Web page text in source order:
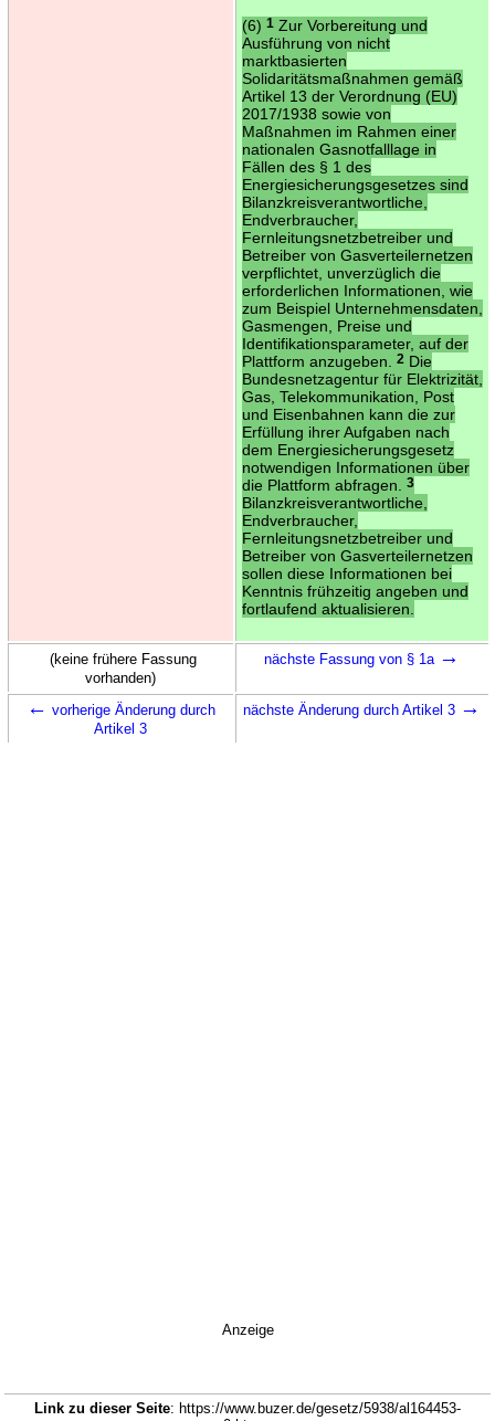
(6) 1Zur Vorbereitung und
Ausführung von nicht
marktbasierten
Solidaritätsmaßnahmen gemäß
Artikel 13 der Verordnung (EU)
2017/1938 sowie von
Maßnahmen im Rahmen einer
nationalen Gasnotfalllage in
Fällen des § 1 des
Energiesicherungsgesetzes sind
Bilanzkreisverantwortliche,
Endverbraucher,
Fernleitungsnetzbetreiber und
Betreiber von Gasverteilernetzen
verpflichtet, unverzüglich die
erforderlichen Informationen, wie
zum Beispiel Unternehmensdaten,
Gasmengen, Preise und
Identifikationsparameter, auf der
Plattform anzugeben.
2Die
Bundesnetzagentur für Elektrizität,
Gas, Telekommunikation, Post
und Eisenbahnen kann die zur
Erfüllung ihrer Aufgaben nach
dem Energiesicherungsgesetz
notwendigen Informationen über
die Plattform abfragen.
3
Bilanzkreisverantwortliche,
Endverbraucher,
Fernleitungsnetzbetreiber und
Betreiber von Gasverteilernetzen
sollen diese Informationen bei
Kenntnis frühzeitig angeben und
fortlaufend aktualisieren.
(keine frühere Fassung
vorhanden)
nächste Fassung von § 1a →
← vorherige Änderung durch
Artikel 3
nächste Änderung durch Artikel 3 →
Anzeige
Link zu dieser Seite: https://www.buzer.de/gesetz/5938/al164453-